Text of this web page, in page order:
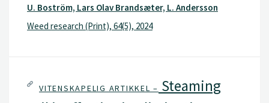
U. Boström, Lars Olav Brandsæter, L. Andersson
Weed research (Print), 64(5), 2024
VITENSKAPELIG ARTIKKEL – Steaming